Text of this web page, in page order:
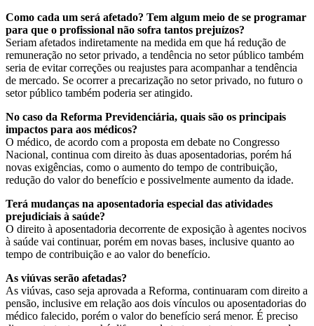
Como cada um será afetado? Tem algum meio de se programar
para que o profissional não sofra tantos prejuízos?
Seriam afetados indiretamente na medida em que há redução de
remuneração no setor privado, a tendência no setor público também
seria de evitar correções ou reajustes para acompanhar a tendência
de mercado. Se ocorrer a precarização no setor privado, no futuro o
setor público também poderia ser atingido.
No caso da Reforma Previdenciária, quais são os principais
impactos para aos médicos?
O médico, de acordo com a proposta em debate no Congresso
Nacional, continua com direito às duas aposentadorias, porém há
novas exigências, como o aumento do tempo de contribuição,
redução do valor do benefício e possivelmente aumento da idade.
Terá mudanças na aposentadoria especial das atividades
prejudiciais à saúde?
O direito à aposentadoria decorrente de exposição à agentes nocivos
à saúde vai continuar, porém em novas bases, inclusive quanto ao
tempo de contribuição e ao valor do benefício.
As viúvas serão afetadas?
As viúvas, caso seja aprovada a Reforma, continuaram com direito a
pensão, inclusive em relação aos dois vínculos ou aposentadorias do
médico falecido, porém o valor do benefício será menor. É preciso